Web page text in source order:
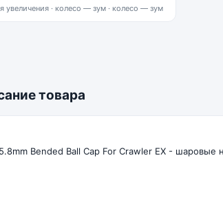
увеличения · колесо — зум
товара
Bended Ball Cap For Crawler EX - шаровые